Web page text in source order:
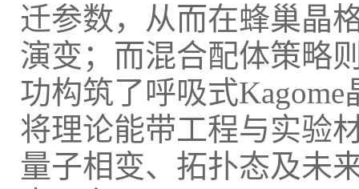
迁参数，从而在蜂巢晶
演变；而混合配体策略
功构筑了呼吸式
将理论能带工程与实验
量子相变、拓扑态及未